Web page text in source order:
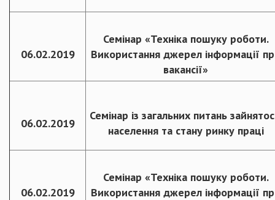
06.02.2019
Семінар «Техніка пошуку роботи.
Використання джерел інформації
вакансії»
06.02.2019
Семінар із загальних питань
населення та стану ринку праці
06.02.2019
Семінар «Техніка пошуку роботи.
Використання джерел інформації